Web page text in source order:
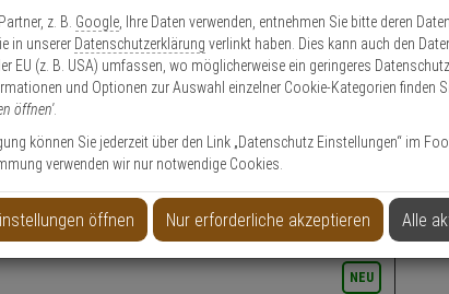
IP-Kameras Ip Kameramodule
NEU
NEU
z. B. Google , Ihre Daten verwenden, entnehmen Sie bitte deren
in unserer Datenschutzerklärung verlinkt haben. Dies kann auch den
EU (z. B. USA) umfassen, wo möglicherweise ein geringeres
und Optionen zur Auswahl einzelner Cookie-Kategorien finden
öffnen'.
können Sie jederzeit über den Link „Datenschutz Einstellungen“ im
verwenden wir nur notwendige Cookies.
öffnen Nur erforderliche akzeptieren Alle